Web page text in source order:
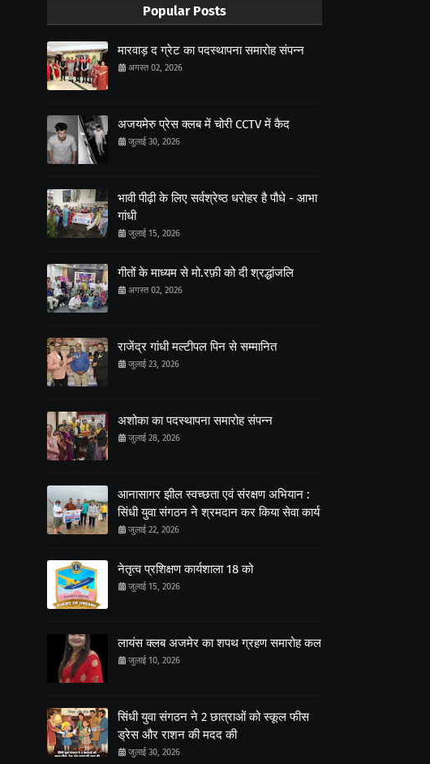
Popular Posts
मारवाड़ द ग्रेट का पदस्थापना समारोह संपन्न
अगस्त 02, 2026
अजयमेरु प्रेस क्लब में चोरी CCTV में कैद
जुलाई 30, 2026
भावी पीढ़ी के लिए सर्वश्रेष्ठ धरोहर है पौधे - आभा
गांधी
जुलाई 15, 2026
गीतों के माध्यम से मो.रफ़ी को दी श्रद्धांजलि
अगस्त 02, 2026
राजेंद्र गांधी मल्टीपल पिन से सम्मानित
जुलाई 23, 2026
अशोका का पदस्थापना समारोह संपन्न
जुलाई 28, 2026
आनासागर झील स्वच्छता एवं संरक्षण अभियान :
सिंधी युवा संगठन ने श्रमदान कर किया सेवा कार्य
जुलाई 22, 2026
नेतृत्व प्रशिक्षण कार्यशाला 18 को
जुलाई 15, 2026
लायंस क्लब अजमेर का शपथ ग्रहण समारोह कल
जुलाई 10, 2026
सिंधी युवा संगठन ने 2 छात्राओं को स्कूल फीस
ड्रेस और राशन की मदद की
जुलाई 30, 2026